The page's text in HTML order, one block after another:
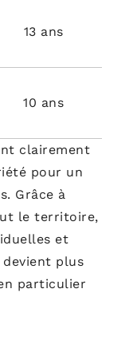
13 ans
10 ans
clairement
pour un
Grâce à
le territoire,
et
devient plus
particulier